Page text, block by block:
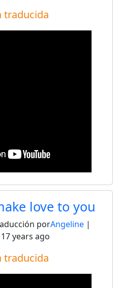
traducida
love to you
porAngeline |
17 years ago
traducida